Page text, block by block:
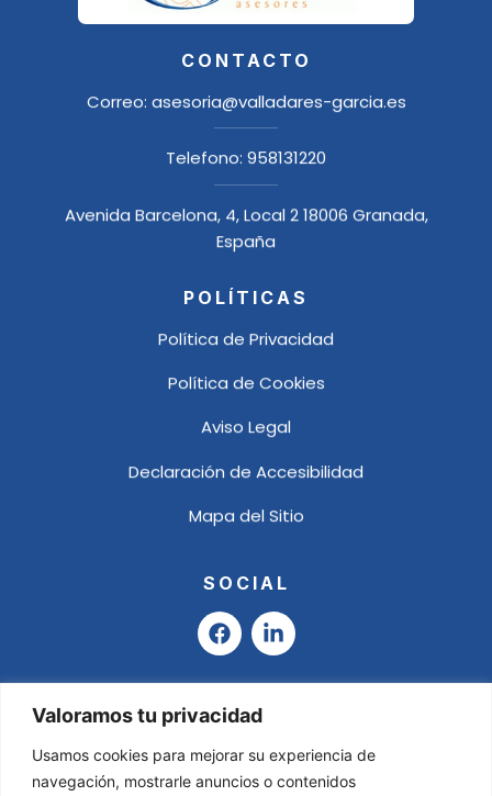
Valoramos tu privacidad
Usamos cookies para mejorar su experiencia de
navegación, mostrarle anuncios o contenidos
CONTACTO
Correo: asesoria@valladares-garcia.es
Telefono: 958131220
Avenida Barcelona, 4, Local 2 18006 Granada,
España
POLÍTICAS
Política de Privacidad
Política de Cookies
Aviso Legal
Declaración de Accesibilidad
Mapa del Sitio
SOCIAL
F
a
e
b
o
o
k
L
i
k
i
n